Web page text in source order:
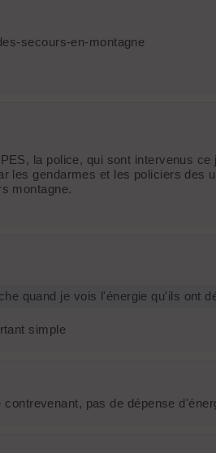
secours-en-montagne
la police, qui sont intervenus
les gendarmes et les policiers des
montagne.
quand je vois l'énergie qu'ils ont
simple
pas de dépense